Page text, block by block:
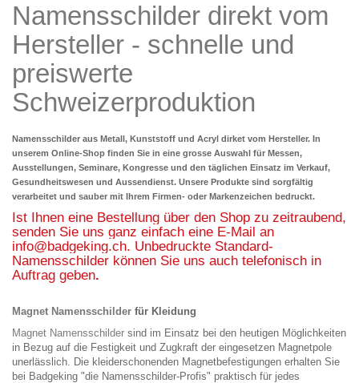
Namensschilder direkt vom
Hersteller - schnelle und
preiswerte
Schweizerproduktion
Namensschilder aus Metall, Kunststoff und Acryl dirket vom Hersteller. In
unserem Online-Shop finden Sie in eine grosse Auswahl für Messen,
Ausstellungen, Seminare, Kongresse und den täglichen Einsatz im Verkauf,
Gesundheitswesen und Aussendienst. Unsere Produkte sind sorgfältig
verarbeitet und sauber mit Ihrem Firmen- oder Markenzeichen bedruckt.
Ist Ihnen eine Bestellung über den Shop zu zeitraubend,
senden Sie uns ganz einfach eine E-Mail an
info@badgeking.ch. Unbedruckte Standard-
Namensschilder können Sie uns auch telefonisch in
Auftrag geben.
Magnet Namensschilder für Kleidung
Magnet Namensschilder sind im Einsatz bei den heutigen Möglichkeiten
in Bezug auf die Festigkeit und Zugkraft der eingesetzen Magnetpole
unerlässlich. Die kleiderschonenden Magnetbefestigungen erhalten Sie
bei Badgeking "die Namensschilder-Profis" praktisch für jedes